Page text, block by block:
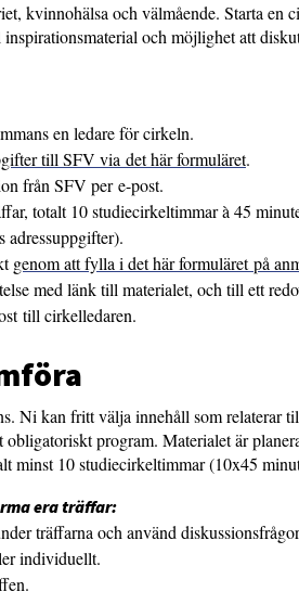
kvinnohälsa och välmående. Starta en
och möjlighet att
en ledare för cirkeln.
till SFV via det här formuläret.
från SFV per e-post.
totalt 10 studiecirkeltimmar à 45
adressuppgifter).
genom att fylla i det här formuläret på
med länk till materialet, och till ett
till cirkelledaren.
Ni kan fritt välja innehåll som relaterar
program. Materialet är
minst 10 studiecirkeltimmar (10x45
era träffar:
träffarna och använd
individuellt.